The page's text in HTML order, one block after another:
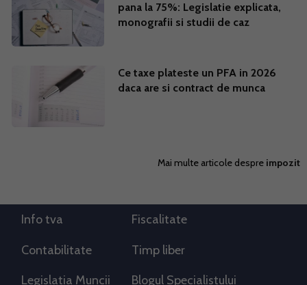
pana la 75%: Legislatie explicata,
monografii si studii de caz
Ce taxe plateste un PFA in 2026
daca are si contract de munca
Mai multe articole despre impozit
Info tva Fiscalitate
Contabilitate Timp liber
Legislatia Muncii Blogul Specialistului